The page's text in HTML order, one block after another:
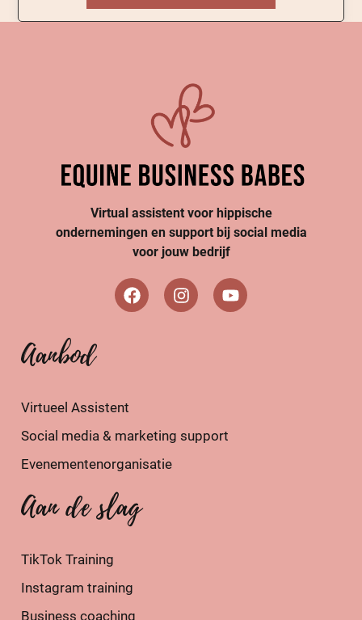
Virtual assistent voor hippische
ondernemingen en support bij social media
voor jouw bedrijf
Aanbod
Virtueel Assistent
Social media & marketing support
Evenementenorganisatie
Aan de slag
TikTok Training
Instagram training
Business coaching